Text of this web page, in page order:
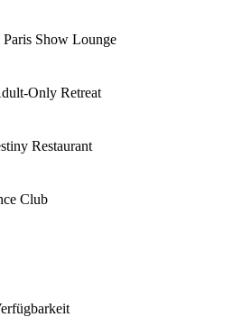
Show Lounge
Only Retreat
Restaurant
Club